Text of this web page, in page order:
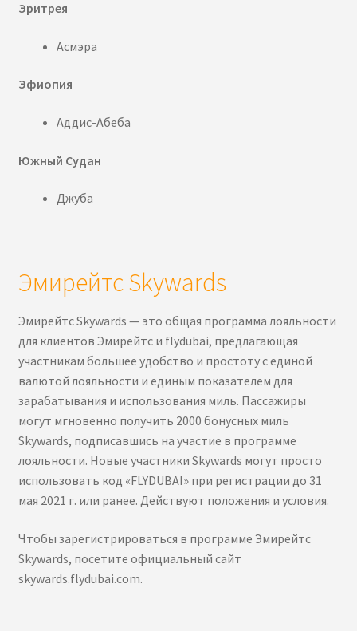
Эритрея
Асмэра
Эфиопия
Аддис-Абеба
Южный Судан
Джуба
Эмирейтс Skywards
Эмирейтс Skywards — это общая программа лояльности
для клиентов Эмирейтс и flydubai, предлагающая
участникам большее удобство и простоту с единой
валютой лояльности и единым показателем для
зарабатывания и использования миль. Пассажиры
могут мгновенно получить 2000 бонусных миль
Skywards, подписавшись на участие в программе
лояльности. Новые участники Skywards могут просто
использовать код «FLYDUBAI» при регистрации до 31
мая 2021 г. или ранее. Действуют положения и условия.
Чтобы зарегистрироваться в программе Эмирейтс
Skywards, посетите официальный сайт
skywards.flydubai.com.